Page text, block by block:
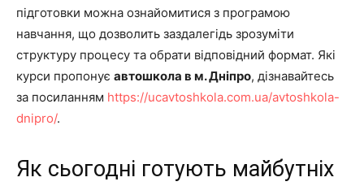
підготовки можна ознайомитися з програмою
навчання, що дозволить заздалегідь зрозуміти
структуру процесу та обрати відповідний формат. Які
курси пропонує автошкола в м. Дніпро, дізнавайтесь
за посиланням https://ucavtoshkola.com.ua/avtoshkola-
dnipro/.
Як сьогодні готують майбутніх